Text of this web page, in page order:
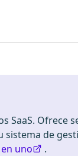
SaaS. Ofrece
sistema de
uno
.